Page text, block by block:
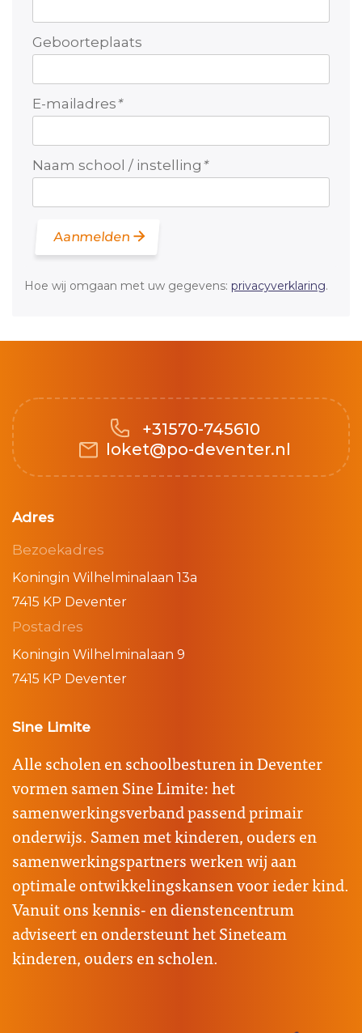
Geboorteplaats
E-mailadres*
Naam school / instelling *
Aanmelden
Hoe wij omgaan met uw gegevens: privacyverklaring.
+31570-745610
loket@po-deventer.nl
Adres
Bezoekadres
Koningin Wilhelminalaan 13a
7415 KP Deventer
Postadres
Koningin Wilhelminalaan 9
7415 KP Deventer
Sine Limite
Alle scholen en schoolbesturen in Deventer
vormen samen Sine Limite: het
samenwerkingsverband passend primair
onderwijs. Samen met kinderen, ouders en
samenwerkingspartners werken wij aan
optimale ontwikkelingskansen voor ieder kind.
Vanuit ons kennis- en dienstencentrum
adviseert en ondersteunt het Sineteam
kinderen, ouders en scholen.